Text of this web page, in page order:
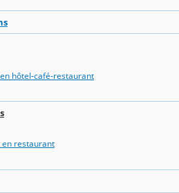
hôtel-café-restaurant
en restaurant